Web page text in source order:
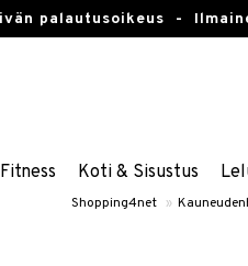
palautusoikeus -
Fitness Koti & Sisustus
Shopping4net »